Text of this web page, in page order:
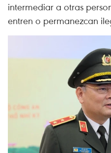
intermediar a otras
entren o permanezcan